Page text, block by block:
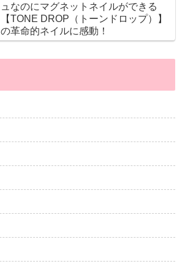
ュなのにマグネットネイルができる
【TONE DROP（トーンドロップ）】
の革命的ネイルに感動！